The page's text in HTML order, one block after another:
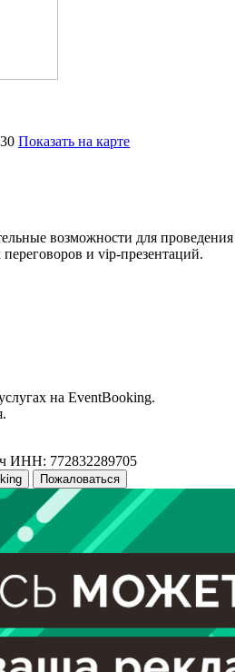
Показать на карте
возможности для
и vip-презентаций.
на EventBooking.
ИНН: 772832289705
Пожаловаться